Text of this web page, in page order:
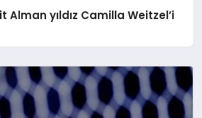
Alman yıldız Camilla Weitzel’i